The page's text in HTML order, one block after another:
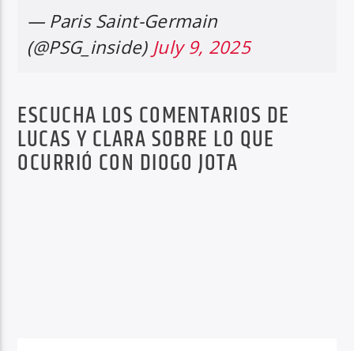
— Paris Saint-Germain
(@PSG_inside) July 9, 2025
ESCUCHA LOS COMENTARIOS DE
LUCAS Y CLARA SOBRE LO QUE
OCURRIÓ CON DIOGO JOTA